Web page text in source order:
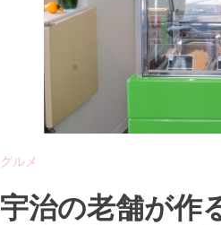
グルメ
宇治の老舗が作